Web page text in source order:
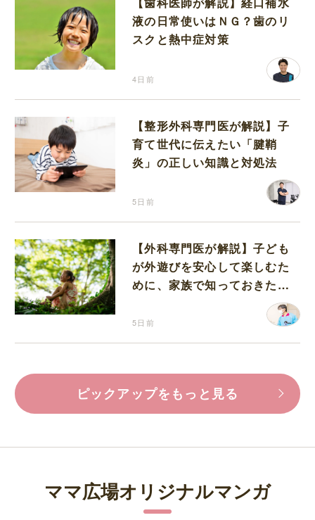
液の日常使いはＮＧ？歯のリ
スクと熱中症対策
4日前
【整形外科専門医が解説】子
育て世代に伝えたい「腱鞘
炎」の正しい知識と対処法
5日前
【外科専門医が解説】子ども
が外遊びを安心して楽しむた
めに、家族で知っておきたい
5日前
ピックアップをもっと見る
ママ広場オリジナルマンガ